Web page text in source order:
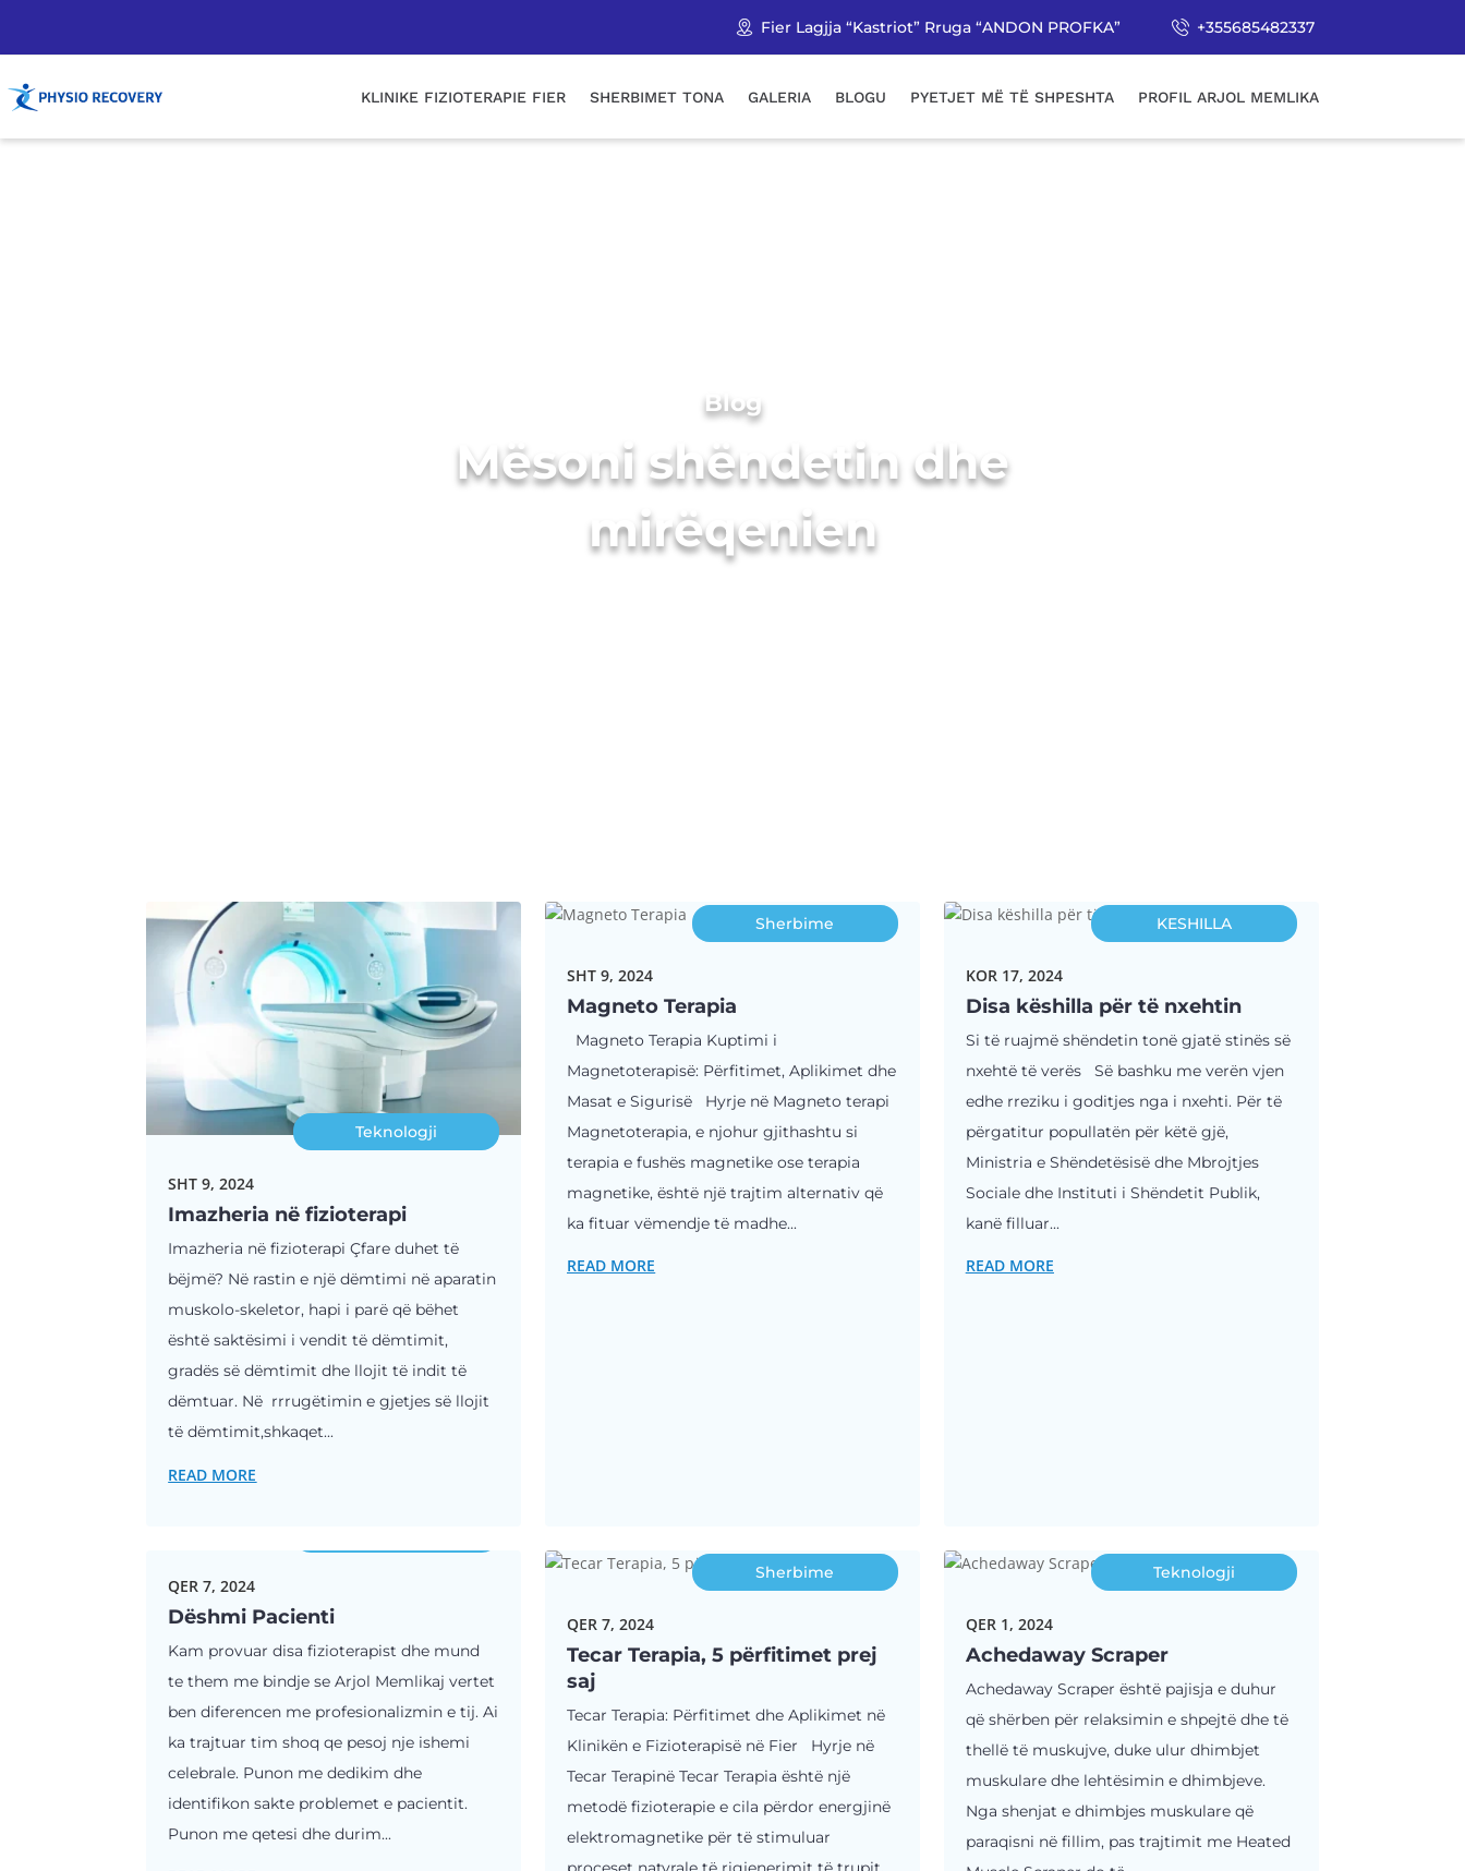
Fier Lagjja “Kastriot” Rruga “ANDON PROFKA” +355685482337
KLINIKE FIZIOTERAPIE FIER SHERBIMET TONA GALERIA BLOGU PYETJET MË TË SHPESHTA PROFIL ARJOL MEMLIKA
Blog
Mësoni shëndetin dhe
mirëqenien
Teknologji
SHT 9, 2024
Imazheria në fizioterapi
Imazheria në fizioterapi Çfare duhet të
bëjmë? Në rastin e një dëmtimi në aparatin
muskolo-skeletor, hapi i parë që bëhet
është saktësimi i vendit të dëmtimit,
gradës së dëmtimit dhe llojit të indit të
dëmtuar. Në rrrugëtimin e gjetjes së llojit
të dëmtimit,shkaqet...
READ MORE
Sherbime
SHT 9, 2024
Magneto Terapia
Magneto Terapia Kuptimi i
Magnetoterapisë: Përfitimet, Aplikimet dhe
Masat e Sigurisë Hyrje në Magneto terapi
Magnetoterapia, e njohur gjithashtu si
terapia e fushës magnetike ose terapia
magnetike, është një trajtim alternativ që
ka fituar vëmendje të madhe...
READ MORE
KESHILLA
KOR 17, 2024
Disa këshilla për të nxehtin
Si të ruajmë shëndetin tonë gjatë stinës së
nxehtë të verës Së bashku me verën vjen
edhe rreziku i goditjes nga i nxehti. Për të
përgatitur popullatën për këtë gjë,
Ministria e Shëndetësisë dhe Mbrojtjes
Sociale dhe Instituti i Shëndetit Publik,
kanë filluar...
READ MORE
QER 7, 2024
Dëshmi Pacienti
Kam provuar disa fizioterapist dhe mund
te them me bindje se Arjol Memlikaj vertet
ben diferencen me profesionalizmin e tij. Ai
ka trajtuar tim shoq qe pesoj nje ishemi
celebrale. Punon me dedikim dhe
identifikon sakte problemet e pacientit.
Punon me qetesi dhe durim...
Sherbime
QER 7, 2024
Tecar Terapia, 5 përfitimet prej
saj
Tecar Terapia: Përfitimet dhe Aplikimet në
Klinikën e Fizioterapisë në Fier Hyrje në
Tecar Terapinë Tecar Terapia është një
metodë fizioterapie e cila përdor energjinë
elektromagnetike për të stimuluar
Teknologji
QER 1, 2024
Achedaway Scraper
Achedaway Scraper është pajisja e duhur
që shërben për relaksimin e shpejtë dhe të
thellë të muskujve, duke ulur dhimbjet
muskulare dhe lehtësimin e dhimbjeve.
Nga shenjat e dhimbjes muskulare që
paraqisni në fillim, pas trajtimit me Heated